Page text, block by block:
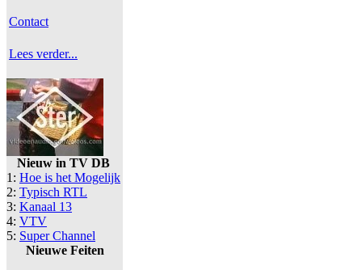
Contact
Lees verder...
Nieuw in TV DB
1: Hoe is het Mogelijk
2: Typisch RTL
3: Kanaal 13
4: VTV
5: Super Channel
Nieuwe Feiten